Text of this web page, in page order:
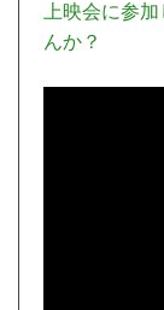
上映会に参
んか？